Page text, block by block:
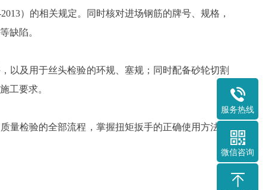
）的相关规定。同时核对进场钢筋的牌号、规格，
缺陷。
以及用于丝头检验的环规、塞规；同时配备砂轮切割
工要求。
量检验的全部流程，掌握扭矩扳手的正确使用方法与
服务热线
微信咨询